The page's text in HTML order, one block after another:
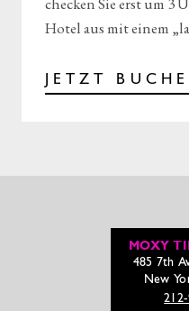
Hotel aus mit einem
JETZT
MOXY
485 7th
New